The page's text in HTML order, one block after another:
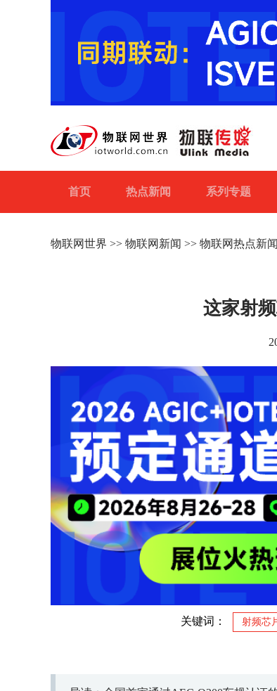
首页 热点新闻 系列专题
物联网世界 >> 物联网新闻 >> 物联网热点新闻
这家射
关键词： 射频芯